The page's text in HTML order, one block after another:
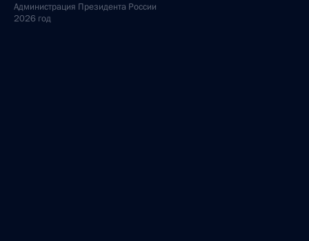
Администрация Президента России
2026 год